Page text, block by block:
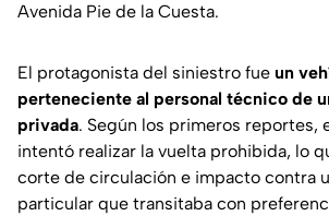
Avenida Pie de la Cuesta.
El protagonista del siniestro fue un
perteneciente al personal técnico de
privada. Según los primeros reportes,
intentó realizar la vuelta prohibida, lo
corte de circulación e impacto contra
particular que transitaba con